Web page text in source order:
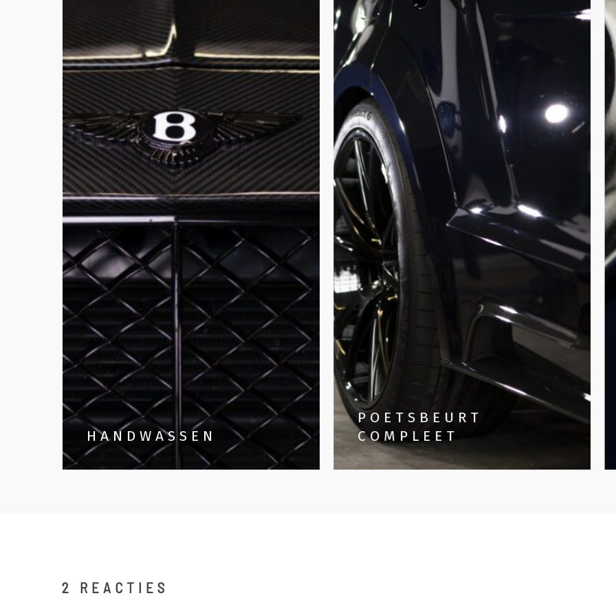
HANDWASSEN
POETSBEURT
COMPLEET
2 REACTIES